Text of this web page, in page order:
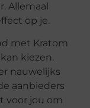
Allemaal
op je.
met Kratom
kiezen.
nauwelijks
aanbieders
voor jou om